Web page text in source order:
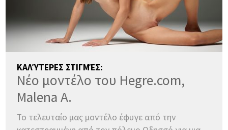
ΚΑΛΎΤΕΡΕΣ ΣΤΙΓΜΈΣ:
Νέο μοντέλο του Hegre.com,
Malena A.
Το τελευταίο μας μοντέλο έφυγε από την